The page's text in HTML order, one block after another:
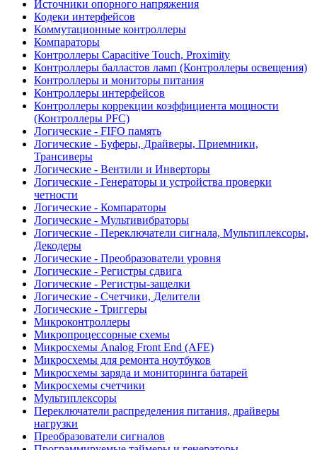
Источники опорного напряжения
Кодеки интерфейсов
Коммутационные контроллеры
Компараторы
Контроллеры Capacitive Touch, Proximity
Контроллеры балластов ламп (Контроллеры освещения)
Контроллеры и мониторы питания
Контроллеры интерфейсов
Контроллеры коррекции коэффициента мощности
(Контроллеры PFC)
Логические - FIFO память
Логические - Буферы, Драйверы, Приемники,
Трансиверы
Логические - Вентили и Инверторы
Логические - Генераторы и устройства проверки
четности
Логические - Компараторы
Логические - Мультивибраторы
Логические - Переключатели сигнала, Мультиплексоры,
Декодеры
Логические - Преобразователи уровня
Логические - Регистры сдвига
Логические - Регистры-защелки
Логические - Счетчики, Делители
Логические - Триггеры
Микроконтроллеры
Микропроцессорные схемы
Микросхемы Analog Front End (AFE)
Микросхемы для ремонта ноутбуков
Микросхемы заряда и мониторинга батарей
Микросхемы счетчики
Мультиплексоры
Переключатели распределения питания, драйверы
нагрузки
Преобразователи сигналов